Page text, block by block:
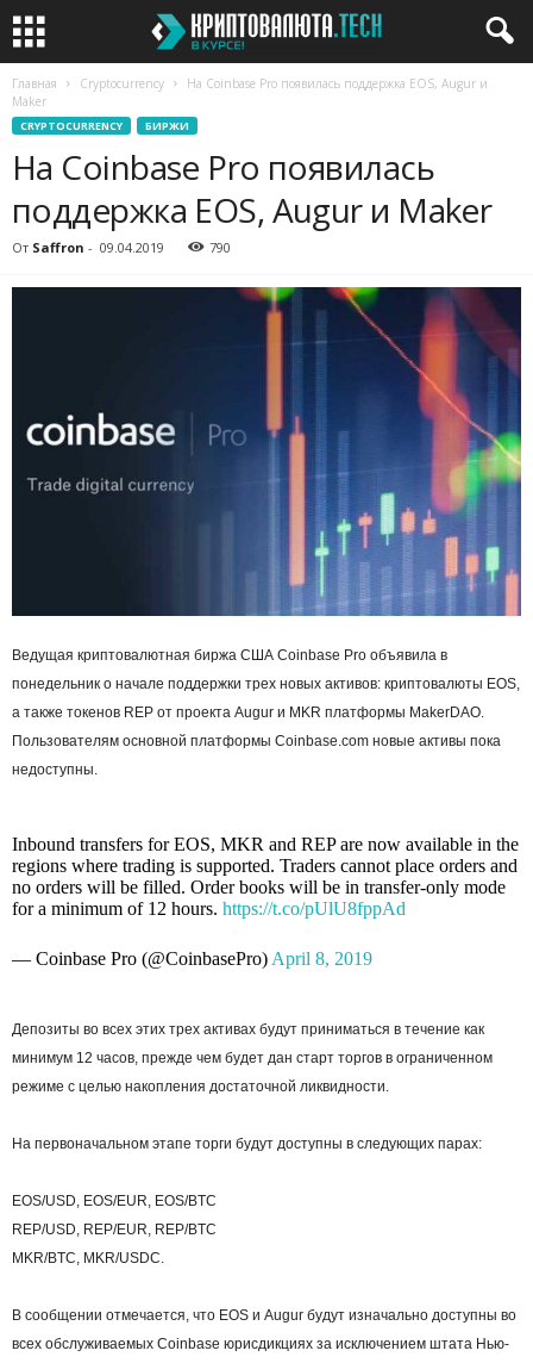
Главная Cryptocurrency
На Coinbase Pro появилась поддержка EOS, Augur и
Maker
CRYPTOCURRENCY БИРЖИ
На Coinbase Pro появилась
поддержка EOS, Augur и Maker
От Saffron - 09.04.2019 790
Ведущая криптовалютная биржа США Coinbase Pro объявила в
понедельник о начале поддержки трех новых активов: криптовалюты EOS,
а также токенов REP от проекта Augur и MKR платформы MakerDAO.
Пользователям основной платформы Coinbase.com новые активы пока
недоступны.
Inbound transfers for EOS, MKR and REP are now available in the
regions where trading is supported. Traders cannot place orders and
no orders will be filled. Order books will be in transfer-only mode
for a minimum of 12 hours. https://t.co/pUlU8fppAd
— Coinbase Pro (@CoinbasePro) April 8, 2019
Депозиты во всех этих трех активах будут приниматься в течение как
минимум 12 часов, прежде чем будет дан старт торгов в ограниченном
режиме с целью накопления достаточной ликвидности.
На первоначальном этапе торги будут доступны в следующих парах:
EOS/USD, EOS/EUR, EOS/BTC
REP/USD, REP/EUR, REP/BTC
MKR/BTC, MKR/USDC.
В сообщении отмечается, что EOS и Augur будут изначально доступны во
всех обслуживаемых Coinbase юрисдикциях за исключением штата Нью-